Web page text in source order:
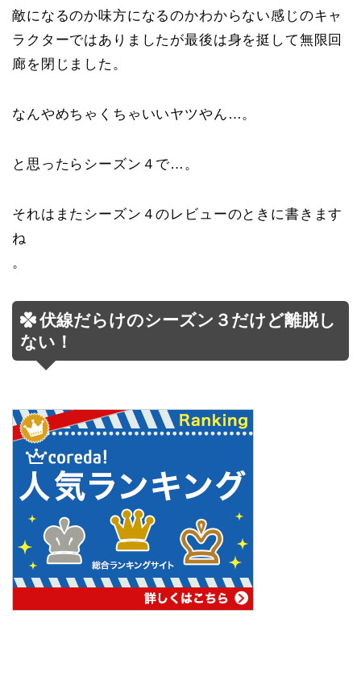
敵になるのか味方になるのかわからない感じのキャ
ラクターではありましたが最後は身を挺して無限回
廊を閉じました。
なんやめちゃくちゃいいヤツやん…。
と思ったらシーズン４で…。
それはまたシーズン４のレビューのときに書きます
ね
。
伏線だらけのシーズン３だけど離脱し
ない！